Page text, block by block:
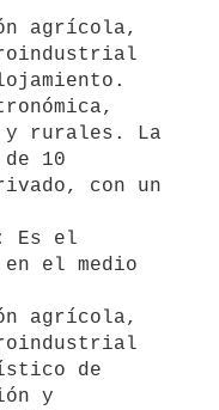
agrícola,
y rurales. La
de 10
con un
Es el
el medio
agrícola,
de
y